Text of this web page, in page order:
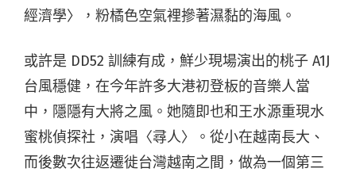
經濟學〉，粉橘色空氣裡摻著濕黏的海風。
或許是 DD52 訓練有成，鮮少現場演出的桃子 A1J
台風穩健，在今年許多大港初登板的音樂人當
中，隱隱有大將之風。她隨即也和王水源重現水
蜜桃偵探社，演唱〈尋人〉。從小在越南長大、
而後數次往返遷徙台灣越南之間，做為一個第三